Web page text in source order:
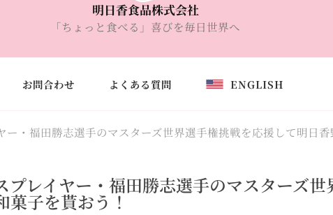
明日香食品株式会社
「ちょっと食べる」喜びを毎日世界へ
お問合わせ よくある質問 ENGLISH
ー・福田勝志選手のマスターズ世界選手権挑戦を応援して明日香
プレイヤー・福田勝志選手のマスターズ
菓子を貰おう！